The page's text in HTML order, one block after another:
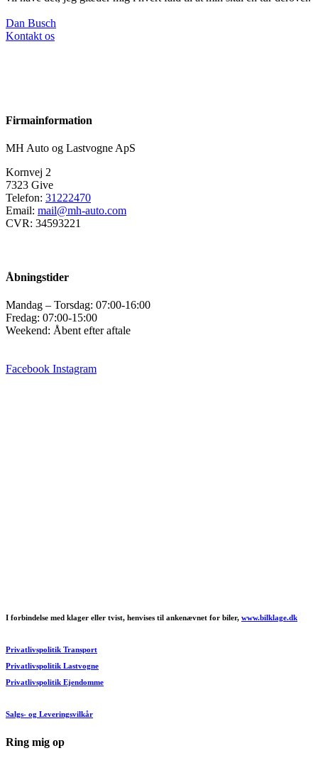
Dan Busch
Kontakt os
Firmainformation
MH Auto og Lastvogne ApS
Kornvej 2
7323 Give
Telefon: 31222470
Email: mail@mh-auto.com
CVR: 34593221
Åbningstider
Mandag – Torsdag: 07:00-16:00
Fredag: 07:00-15:00
Weekend: Åbent efter aftale
Facebook Instagram
I forbindelse med klager eller tvist, henvises til ankenævnet for biler, www.bilklage.dk
Privatlivspolitik Transport
Privatlivspolitik Lastvogne
Privatlivspolitik Ejendomme
Salgs- og Leveringsvilkår
Ring mig op